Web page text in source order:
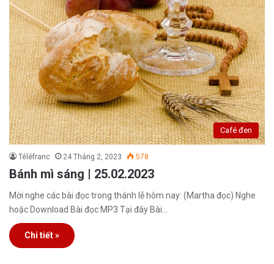
Café đen
Téléfranc 24 Tháng 2, 2023 578
Bánh mì sáng | 25.02.2023
Mời nghe các bài đọc trong thánh lễ hôm nay: (Martha đọc) Nghe
hoặc Download Bài đọc MP3 Tại đây Bài…
Chi tiết »